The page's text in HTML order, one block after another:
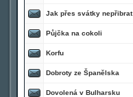
Jak přes svátky nepřibrat
Půjčka na cokoli
Korfu
Dobroty ze Španělska
Dovolená v Bulharsku